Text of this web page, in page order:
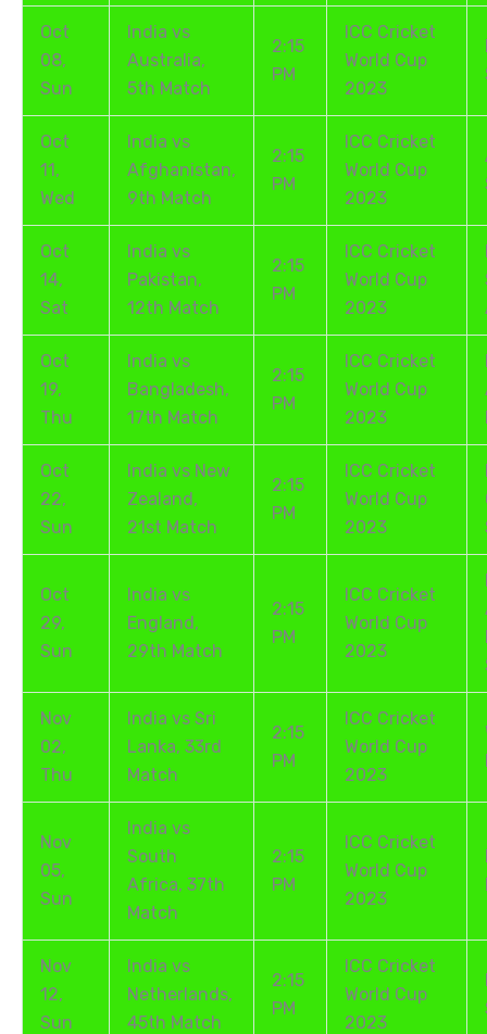
Oct
08,
Sun
India vs
Australia,
5th Match
2:15
PM
ICC Cricket
World Cup
2023
Oct
11,
Wed
India vs
Afghanistan,
9th Match
2:15
PM
ICC Cricket
World Cup
2023
Oct
14,
Sat
India vs
Pakistan,
12th Match
2:15
PM
ICC Cricket
World Cup
2023
Oct
19,
Thu
India vs
Bangladesh,
17th Match
2:15
PM
ICC Cricket
World Cup
2023
Oct
22,
Sun
India vs New
Zealand,
21st Match
2:15
PM
ICC Cricket
World Cup
2023
Oct
29,
Sun
India vs
England,
29th Match
2:15
PM
ICC Cricket
World Cup
2023
Nov
02,
Thu
India vs Sri
Lanka, 33rd
Match
2:15
PM
ICC Cricket
World Cup
2023
Nov
05,
Sun
India vs
South
Africa, 37th
Match
2:15
PM
ICC Cricket
World Cup
2023
Nov
12,
Sun
India vs
Netherlands,
45th Match
2:15
PM
ICC Cricket
World Cup
2023